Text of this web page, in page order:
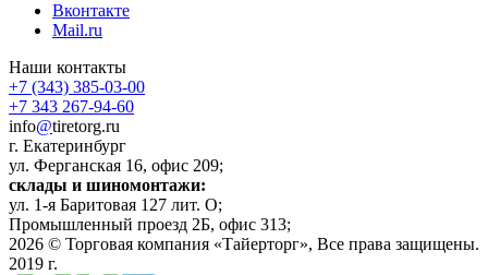
Вконтакте
Mail.ru
Наши контакты
+7 (343) 385-03-00
+7 343 267-94-60
info@tiretorg.ru
г. Екатеринбург
ул. Ферганская 16, офис 209;
склады и шиномонтажи:
ул. 1-я Баритовая 127 лит. О;
Промышленный проезд 2Б, офис 313;
2026 © Торговая компания «Тайерторг», Все права защищены.
2019 г.